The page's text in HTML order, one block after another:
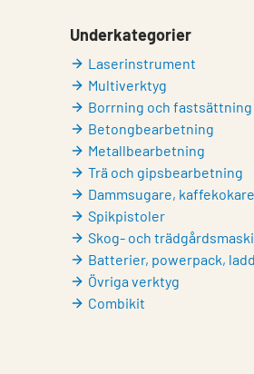
Underkategorier
Laserinstrument
Multiverktyg
Borrning och fastsättning
Betongbearbetning
Metallbearbetning
Trä och gipsbearbetning
Dammsugare,
Spikpistoler
Skog- och
Batterier, powerpack,
Övriga verktyg
Combikit